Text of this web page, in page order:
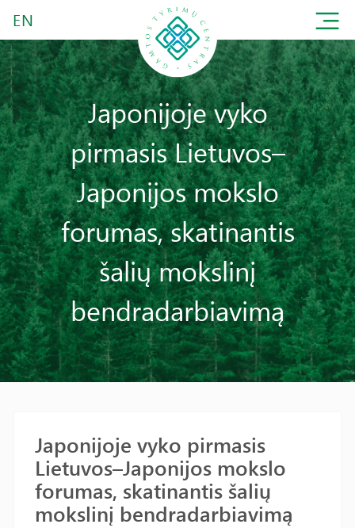
EN
Japonijoje vyko
pirmasis Lietuvos–
Japonijos mokslo
forumas, skatinantis
šalių mokslinį
bendradarbiavimą
Japonijoje vyko pirmasis
Lietuvos–Japonijos mokslo
forumas, skatinantis šalių
mokslinį bendradarbiavimą